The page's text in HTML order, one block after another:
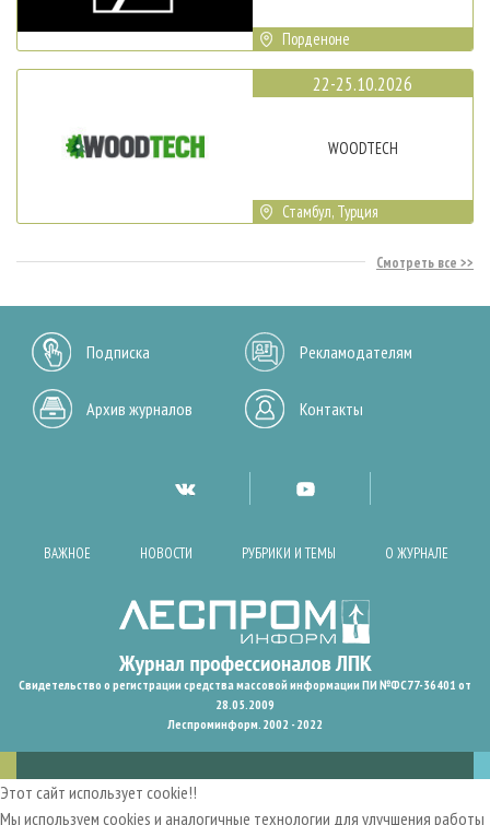
Порденоне
22-25.10.2026
WOODTECH
Стамбул, Турция
Смотреть все
Подписка Рекламодателям
Архив журналов Контакты
ВАЖНОЕ НОВОСТИ РУБРИКИ И ТЕМЫ О ЖУРНАЛЕ
Свидетельство о регистрации средства массовой информации ПИ №ФС77-36401 от
28.05.2009
Леспроминформ. 2002 - 2022
Этот сайт использует cookie!!
Мы используем cookies и аналогичные технологии для улучшения работы